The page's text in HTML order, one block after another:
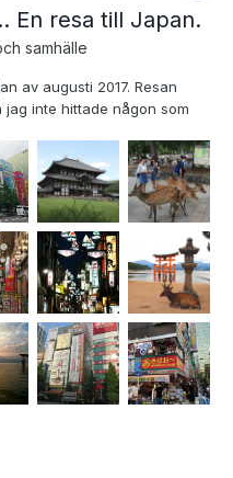
En resa till Japan.
samhälle
av augusti 2017. Resan
inte hittade någon som
första som mötte mig var en
blivit...